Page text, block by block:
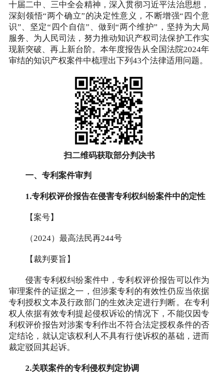
十届二中、三中全会精神，深入贯彻习近平法治思想，
深刻领悟“两个确立”的决定性意义，不断增强“四个意
识”、坚定“四个自信”、做到“两个维护”，坚持为大局
服务、为人民司法，努力推动知识产权司法保护工作实
现新突破、再上新台阶。本年度报告从全国法院2024年
审结的知识产权案件中梳理出下列43个法律适用问题。
扫二维码获取部分判决书
一、专利案件审判
1.专利权评价报告在侵害专利权纠纷案件中的定性
【案号】
（2024）最高法民再244号
【裁判要旨】
侵害专利权纠纷案件中，专利权评价报告可以作为
审理案件的证据之一，但涉案专利的有效性仍应当依据
专利授权文本及行政部门的生效决定进行判断。在专利
权人依据有效专利提起侵权诉讼的情况下，不能仅因专
利权评价报告对涉案专利作出不符合法定授权条件的否
定结论，就认定该权利人不具有行使诉权的基础，进而
裁定驳回其起诉。
2.关联案件的专利侵权判定协调